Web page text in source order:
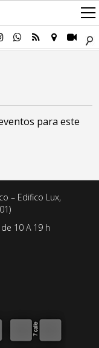
para este
– Edifico Lux,
10 A 19 h